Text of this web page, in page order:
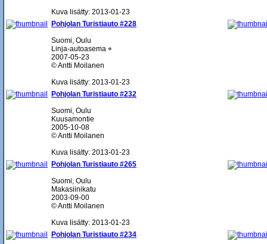
Kuva lisätty: 2013-01-23
Pohjolan Turistiauto #228
Suomi, Oulu
Linja-autoasema ⌖
2007-05-23
© Antti Moilanen
Kuva lisätty: 2013-01-23
Pohjolan Turistiauto #232
Suomi, Oulu
Kuusamontie
2005-10-08
© Antti Moilanen
Kuva lisätty: 2013-01-23
Pohjolan Turistiauto #265
Suomi, Oulu
Makasiinikatu
2003-09-00
© Antti Moilanen
Kuva lisätty: 2013-01-23
Pohjolan Turistiauto #234